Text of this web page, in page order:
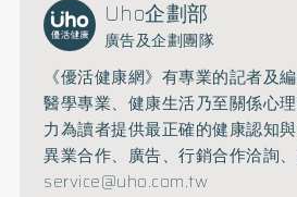
Uho企劃部
廣告及企劃團隊
《優活健康網》有專業的記者及
醫學專業、健康生活乃至關係心
力為讀者提供最正確的健康認知與
異業合作、廣告、行銷合作洽詢
service@uho.com.tw